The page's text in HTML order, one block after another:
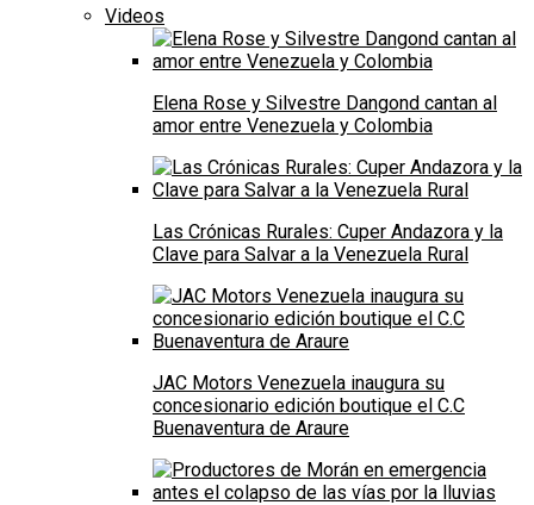
Videos
Elena Rose y Silvestre Dangond cantan al
amor entre Venezuela y Colombia
Las Crónicas Rurales: Cuper Andazora y la
Clave para Salvar a la Venezuela Rural
JAC Motors Venezuela inaugura su
concesionario edición boutique el C.C
Buenaventura de Araure